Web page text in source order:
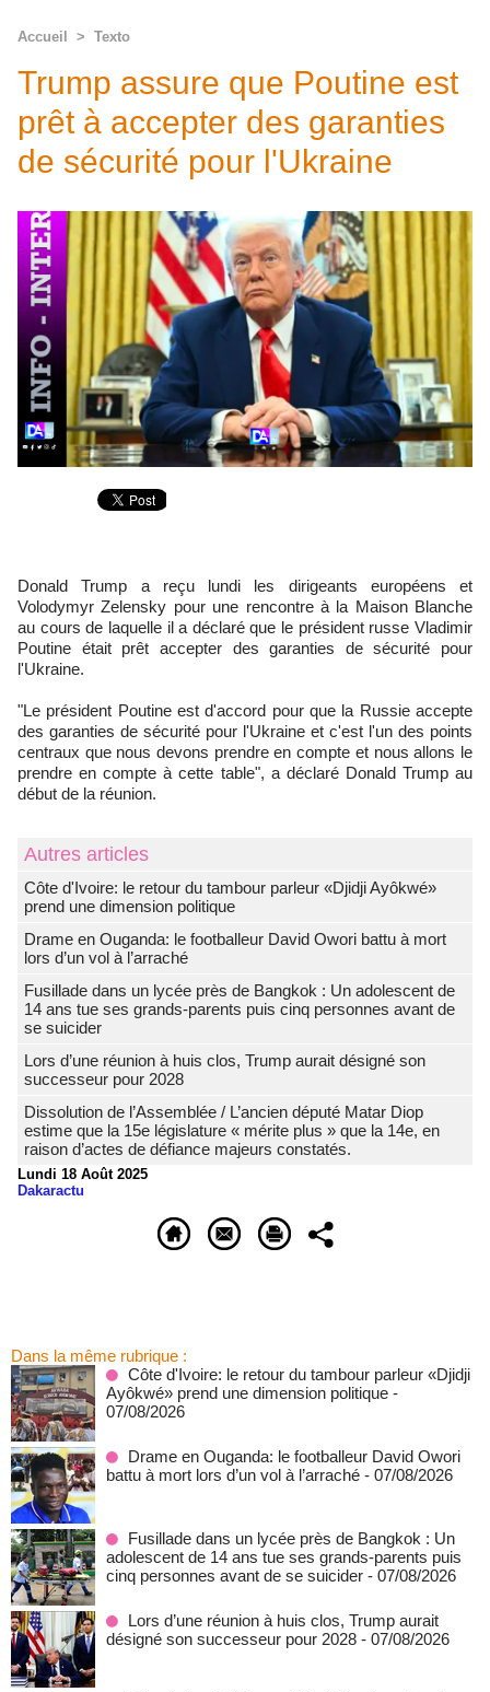
Accueil > Texto
Trump assure que Poutine est
prêt à accepter des garanties
de sécurité pour l'Ukraine
Donald Trump a reçu lundi les dirigeants européens et
Volodymyr Zelensky pour une rencontre à la Maison Blanche
au cours de laquelle il a déclaré que le président russe Vladimir
Poutine était prêt accepter des garanties de sécurité pour
l'Ukraine.
"Le président Poutine est d'accord pour que la Russie accepte
des garanties de sécurité pour l'Ukraine et c'est l'un des points
centraux que nous devons prendre en compte et nous allons le
prendre en compte à cette table", a déclaré Donald Trump au
début de la réunion.
Autres articles
Côte d'Ivoire: le retour du tambour parleur «Djidji Ayôkwé»
prend une dimension politique
Drame en Ouganda: le footballeur David Owori battu à mort
lors d’un vol à l’arraché
Fusillade dans un lycée près de Bangkok : Un adolescent de
14 ans tue ses grands-parents puis cinq personnes avant de
se suicider
Lors d’une réunion à huis clos, Trump aurait désigné son
successeur pour 2028
Dissolution de l’Assemblée / L’ancien député Matar Diop
estime que la 15e législature « mérite plus » que la 14e, en
raison d’actes de défiance majeurs constatés.
Lundi 18 Août 2025
Dakaractu
Dans la même rubrique :
Côte d'Ivoire: le retour du tambour parleur «Djidji
Ayôkwé» prend une dimension politique -
07/08/2026
Drame en Ouganda: le footballeur David Owori
battu à mort lors d’un vol à l’arraché - 07/08/2026
Fusillade dans un lycée près de Bangkok : Un
adolescent de 14 ans tue ses grands-parents puis
cinq personnes avant de se suicider - 07/08/2026
Lors d’une réunion à huis clos, Trump aurait
désigné son successeur pour 2028 - 07/08/2026